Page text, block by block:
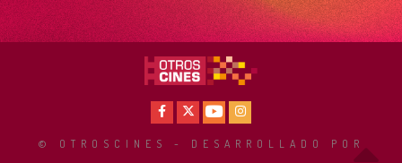
Facebook
X YoutubeInstagram
© OTROSCINES - DESARROLLADO POR